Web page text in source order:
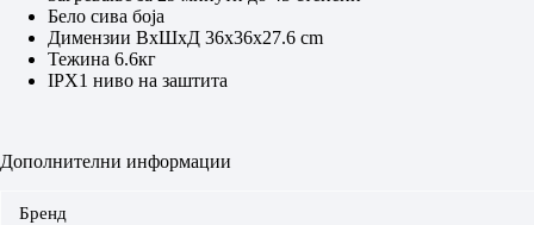
Бело сива боја
Димензии ВxШxД 36х36х27.6 cm
Тежина 6.6кг
IPX1 ниво на заштита
Дополнителни информации
Бренд